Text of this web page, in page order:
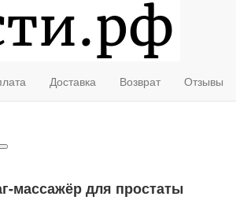
Доставка Возврат Отзывы
массажёр для простаты